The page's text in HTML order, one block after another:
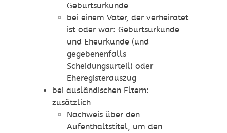
Geburtsurkunde
bei einem Vater, der verheiratet
ist oder war: Geburtsurkunde
und Eheurkunde (und
gegebenenfalls
Scheidungsurteil) oder
Eheregisterauszug
bei ausländischen Eltern:
zusätzlich
Nachweis über den
Aufenthaltstitel, um den